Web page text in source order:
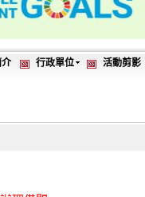
行政單位 活動剪影